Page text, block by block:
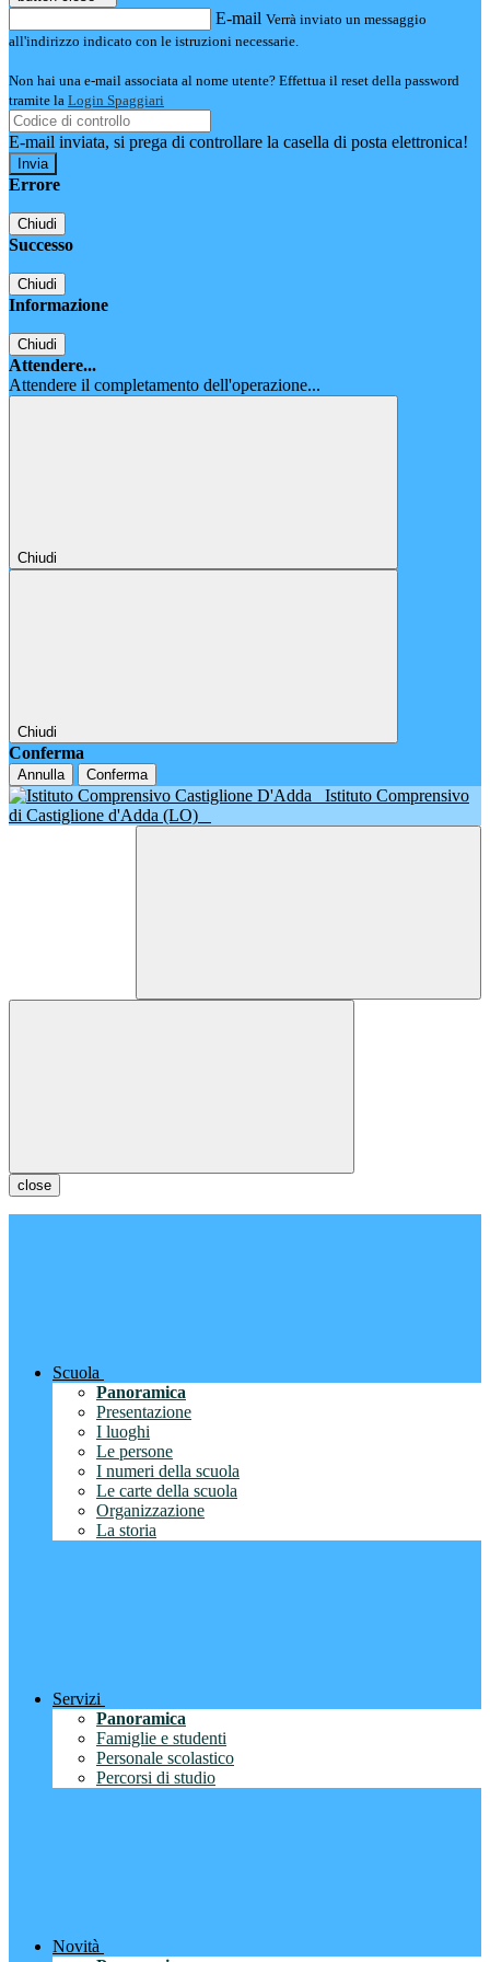
E-mail Verrà inviato un messaggio
all'indirizzo indicato con le istruzioni necessarie.
Non hai una e-mail associata al nome utente? Effettua il reset della password
tramite la Login Spaggiari
E-mail inviata, si prega di controllare la casella di posta elettronica!
Errore
Chiudi
Successo
Chiudi
Informazione
Chiudi
Attendere...
Attendere il completamento dell'operazione...
Chiudi
Chiudi
Conferma
Annulla Conferma
Istituto Comprensivo
di Castiglione d'Adda (LO)
close
Scuola
Panoramica
Presentazione
I luoghi
Le persone
I numeri della scuola
Le carte della scuola
Organizzazione
La storia
Servizi
Panoramica
Famiglie e studenti
Personale scolastico
Percorsi di studio
Novità